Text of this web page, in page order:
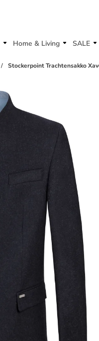
Home & Living SALE
Stockerpoint Trachtensakko